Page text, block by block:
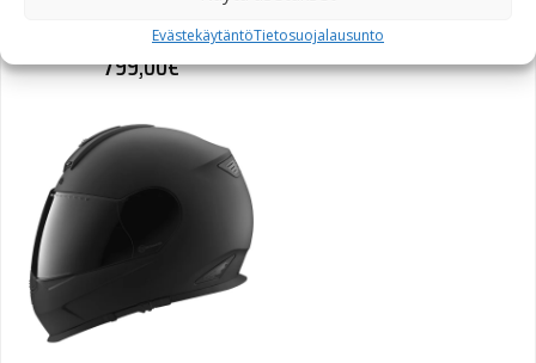
EvästekäytäntöTietosuojalausunto
799,00€